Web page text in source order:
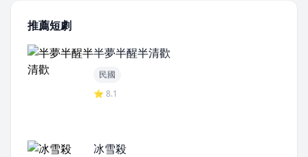
推薦短劇
半夢半醒半清歡
民國
⭐ 8.1
冰雪殺